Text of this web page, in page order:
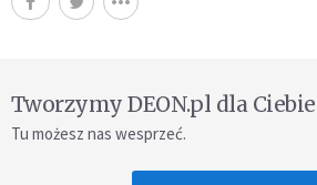
Tworzymy DEON.pl dla Ciebie
Tu możesz nas wesprzeć.